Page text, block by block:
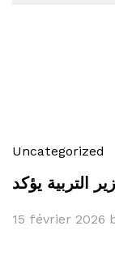
Uncategorized
التربية يؤكد
15 février 2026